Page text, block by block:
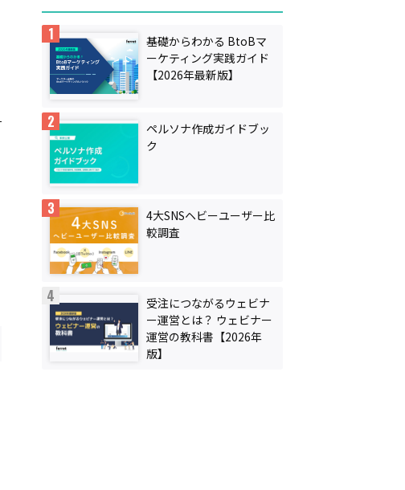
基礎からわかる BtoBマ
ーケティング実践ガイド
【2026年最新版】
ペルソナ作成ガイドブッ
ク
4大SNSヘビーユーザー比
較調査
受注につながるウェビナ
ー運営とは？ ウェビナー
運営の教科書【2026年
版】